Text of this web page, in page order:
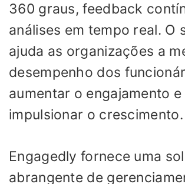
360 ​​graus, feedback
análises em tempo real. O
ajuda as organizações a
desempenho dos
aumentar o engajamento e
impulsionar o crescimento.
Engagedly fornece uma
abrangente de